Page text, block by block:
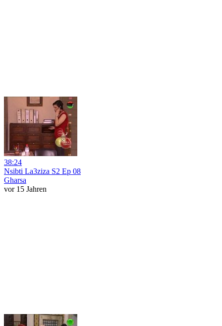
38:24
Nsibti La3ziza S2 Ep 08
Gharsa
vor 15 Jahren